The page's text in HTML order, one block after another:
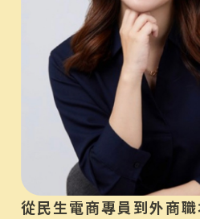
從民生電商專員到外商